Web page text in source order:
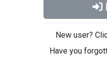
New user?
Have you